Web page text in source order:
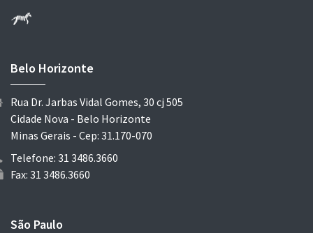
Belo Horizonte
Rua Dr. Jarbas Vidal Gomes, 30 cj 505
Cidade Nova - Belo Horizonte
Minas Gerais - Cep: 31.170-070
Telefone: 31 3486.3660
Fax: 31 3486.3660
São Paulo